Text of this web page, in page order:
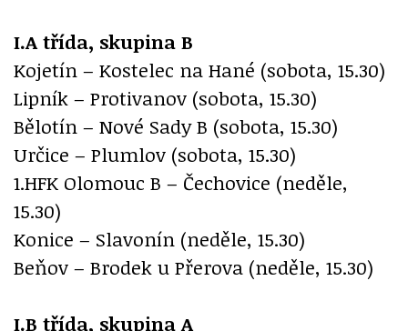
I.A třída, skupina B
Kojetín – Kostelec na Hané (sobota, 15.30)
Lipník – Protivanov (sobota, 15.30)
Bělotín – Nové Sady B (sobota, 15.30)
Určice – Plumlov (sobota, 15.30)
1.HFK Olomouc B – Čechovice (neděle,
15.30)
Konice – Slavonín (neděle, 15.30)
Beňov – Brodek u Přerova (neděle, 15.30)
I.B třída, skupina A